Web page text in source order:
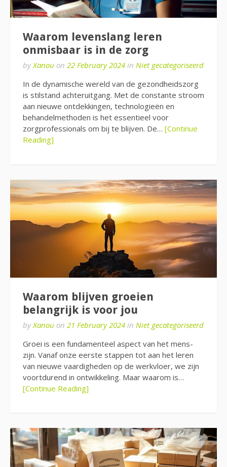
Waarom levenslang leren
onmisbaar is in de zorg
byXanou on 22 February 2024 in Niet gecategoriseerd
In de dynamische wereld van de gezondheidszorg
is stilstand achteruitgang. Met de constante stroom
aan nieuwe ontdekkingen, technologieën en
behandelmethoden is het essentieel voor
zorgprofessionals om bij te blijven. De… [Continue
Reading]
Waarom blijven groeien
belangrijk is voor jou
byXanou on 21 February 2024 in Niet gecategoriseerd
Groei is een fundamenteel aspect van het mens-
zijn. Vanaf onze eerste stappen tot aan het leren
van nieuwe vaardigheden op de werkvloer, we zijn
voortdurend in ontwikkeling. Maar waarom is…
[Continue Reading]